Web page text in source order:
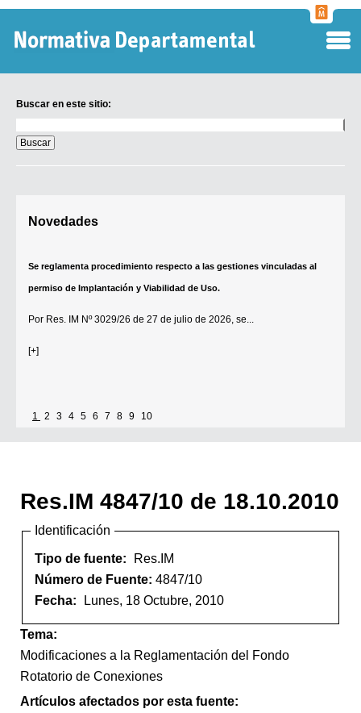
Buscar en este sitio:
en
este
sitio:
Novedades
Se reglamenta procedimiento respecto a las gestiones vinculadas al
permiso de Implantación y Viabilidad de Uso.
Por Res. IM Nº 3029/26 de 27 de julio de 2026, se...
[+]
1 2 3 4 5 6 7 8 9 10
Res.IM 4847/10 de 18.10.2010
Identificación
Tipo de fuente:
Res.IM
Número de Fuente: 4847/10
Fecha:
Lunes, 18 Octubre, 2010
Tema:
Modificaciones a la Reglamentación del Fondo
Rotatorio de Conexiones
Artículos afectados por esta fuente: